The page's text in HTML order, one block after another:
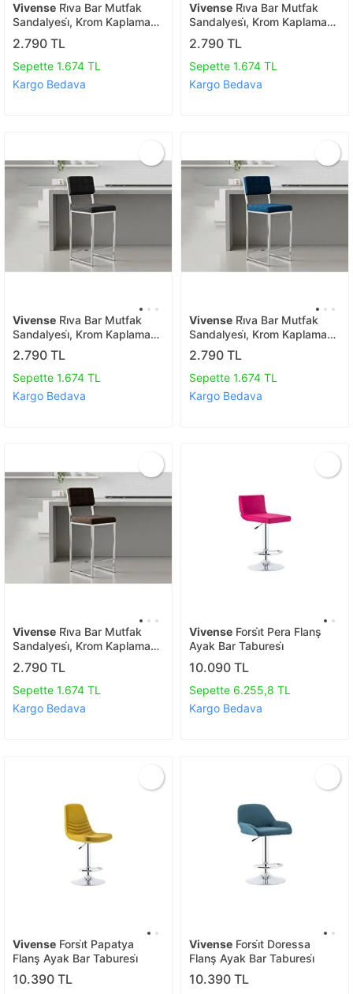
Vivense Ri̇va Bar Mutfak
Sandalyesi̇, Krom Kaplama
Ayakli, Bordo
2.790 TL
Sepette 1.674 TL
Kargo Bedava
Vivense Ri̇va Bar Mutfak
Sandalyesi̇, Krom Kaplama
Ayakli, Krem
2.790 TL
Sepette 1.674 TL
Kargo Bedava
Vivense Ri̇va Bar Mutfak
Sandalyesi̇, Krom Kaplama
Ayakli, Antrasi̇t
2.790 TL
Sepette 1.674 TL
Kargo Bedava
Vivense Ri̇va Bar Mutfak
Sandalyesi̇, Krom Kaplama
Ayakli, Laci̇vert
2.790 TL
Sepette 1.674 TL
Kargo Bedava
Vivense Ri̇va Bar Mutfak
Sandalyesi̇, Krom Kaplama
Ayakli, Kahve
2.790 TL
Sepette 1.674 TL
Kargo Bedava
Vivense Forsi̇t Pera Flanş
Ayak Bar Taburesi̇
10.090 TL
Sepette 6.255,8 TL
Kargo Bedava
Vivense Forsi̇t Papatya
Flanş Ayak Bar Taburesi̇
10.390 TL
Vivense Forsi̇t Doressa
Flanş Ayak Bar Taburesi̇
10.390 TL